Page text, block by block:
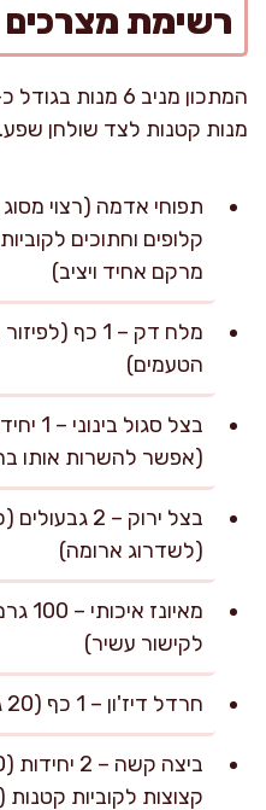
רשימת מצרכים
מנות קטנות לצד שולחן שפע.
מרקם אחיד ויציב)
מלח דק – 1 כף
הטעמים)
(אפשר להשרות אותו
(לשדרוג ארומה)
לקישור עשיר)
חרדל דיז'ון – 1 כף (20 גרם, מעניק טוויסט ארומטי)
קצוצות לקוביות